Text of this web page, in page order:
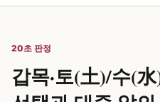
20초 판정
갑목·토(土)/수(